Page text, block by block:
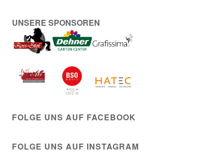
UNSERE SPONSOREN
FOLGE UNS AUF FACEBOOK
FOLGE UNS AUF INSTAGRAM